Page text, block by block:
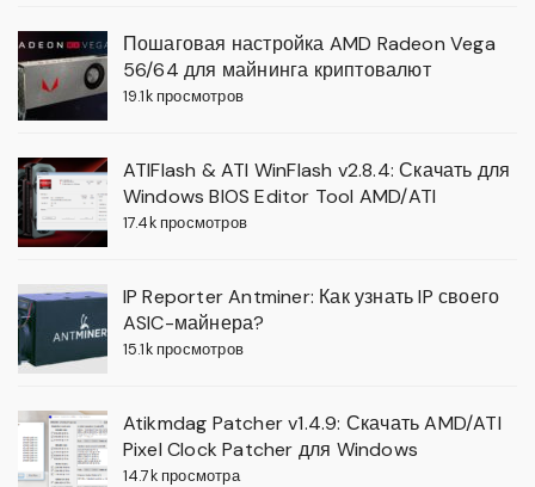
Пошаговая настройка AMD Radeon Vega
56/64 для майнинга криптовалют
19.1k просмотров
ATIFlash & ATI WinFlash v2.8.4: Скачать для
Windows BIOS Editor Tool AMD/ATI
17.4k просмотров
IP Reporter Antminer: Как узнать IP своего
ASIC-майнера?
15.1k просмотров
Atikmdag Patcher v1.4.9: Скачать AMD/ATI
Pixel Clock Patcher для Windows
14.7k просмотра